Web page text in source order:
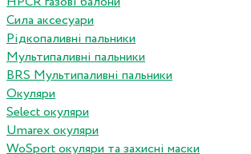
Сила аксесуари
Рідкопаливні пальники
Мультипаливні пальники
BRS Мультипаливні пальники
Окуляри
Select окуляри
Umarex окуляри
WoSport окуляри та захисні маски